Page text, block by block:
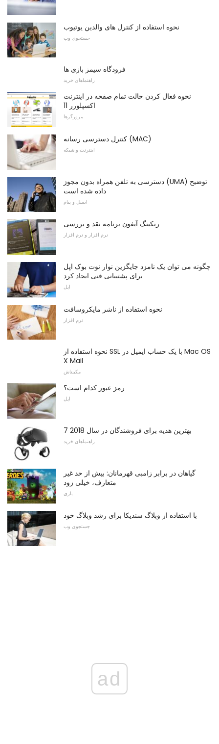
نحوه استفاده از کنترل های والدین یوتیوب
جستجوی وب
فرودگاه سیمز بازی ها
راهنماهای خرید
نحوه فعال کردن حالت تمام صفحه در اینترنت
اکسپلورر 11
مرورگرها
کنترل دسترسی رسانه (MAC)
اینترنت و شبکه
دسترسی به تلفن همراه بدون مجوز (UMA) توضیح
داده شده است
ایمیل و پیام
رنکینگ آیفون برنامه نقد و بررسی
نرم افزار و نرم افزار
چگونه می توان یک نامزد جایگزین نوار نوت بوک اپل
برای پشتیبانی فنی ایجاد کرد
اپل
نحوه استفاده از ناشر مایکروسافت
نرم افزار
نحوه استفاده از SSL با یک حساب ایمیل در Mac OS
X Mail
مکینتاش
رمز عبور کدام است؟
اپل
7 بهترین هدیه برای فروشندگان در سال 2018
راهنماهای خرید
گیاهان در برابر زامبی قهرمانان: بیش از حد غیر
متعارف، خیلی زود
بازی
با استفاده از وبلاگ سندیکا برای رشد وبلاگ خود
جستجوی وب
ad